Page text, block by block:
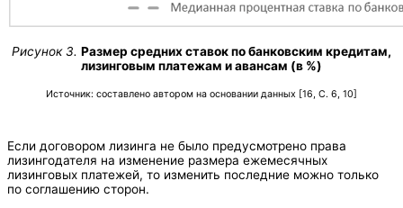
Рисунок 3. Размер средних ставок по банковским кредитам,
лизинговым платежам и авансам (в %)
Источник: составлено автором на основании данных [16, С. 6, 10]
Если договором лизинга не было предусмотрено права
лизингодателя на изменение размера ежемесячных
лизинговых платежей, то изменить последние можно только
по соглашению сторон.